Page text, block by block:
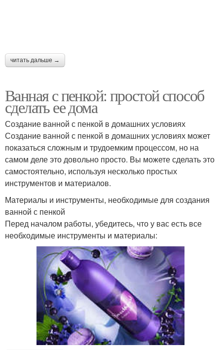
читать дальше →
Ванная с пенкой: простой способ
сделать ее дома
Создание ванной с пенкой в домашних условиях
Создание ванной с пенкой в домашних условиях может
показаться сложным и трудоемким процессом, но на
самом деле это довольно просто. Вы можете сделать это
самостоятельно, используя несколько простых
инструментов и материалов.
Материалы и инструменты, необходимые для создания
ванной с пенкой
Перед началом работы, убедитесь, что у вас есть все
необходимые инструменты и материалы: